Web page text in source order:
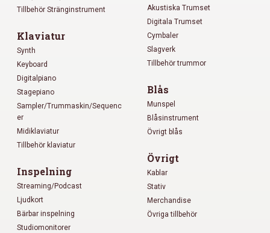
Tillbehör Stränginstrument
Klaviatur
Synth
Keyboard
Digitalpiano
Stagepiano
Sampler/Trummaskin/Sequenc
er
Midiklaviatur
Tillbehör klaviatur
Inspelning
Streaming/Podcast
Ljudkort
Bärbar inspelning
Studiomonitorer
Akustiska Trumset
Digitala Trumset
Cymbaler
Slagverk
Tillbehör trummor
Blås
Munspel
Blåsinstrument
Övrigt blås
Övrigt
Kablar
Stativ
Merchandise
Övriga tillbehör